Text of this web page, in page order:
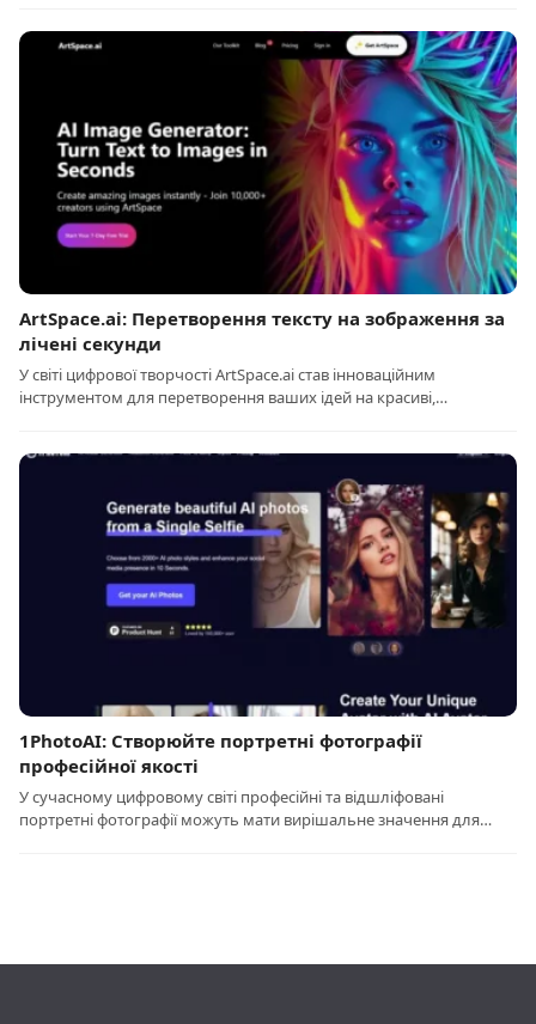
ArtSpace.ai: Перетворення тексту на зображення за
лічені секунди
У світі цифрової творчості ArtSpace.ai став інноваційним
інструментом для перетворення ваших ідей на красиві,…
1PhotoAI: Створюйте портретні фотографії
професійної якості
У сучасному цифровому світі професійні та відшліфовані
портретні фотографії можуть мати вирішальне значення для…